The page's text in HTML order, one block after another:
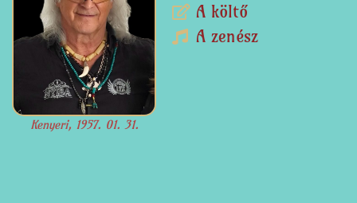
Kenyeri, 1957. 01. 31.
A költő
A zenész